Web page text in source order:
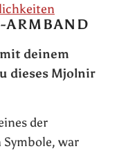
ARMBAND
deinem
dieses Mjolnir
der
war